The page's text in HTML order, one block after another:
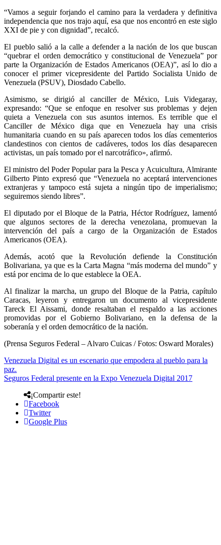
“Vamos a seguir forjando el camino para la verdadera y definitiva
independencia que nos trajo aquí, esa que nos encontró en este siglo
XXI de pie y con dignidad”, recalcó.
El pueblo salió a la calle a defender a la nación de los que buscan
“quebrar el orden democrático y constitucional de Venezuela” por
parte la Organización de Estados Americanos (OEA)”, así lo dio a
conocer el primer vicepresidente del Partido Socialista Unido de
Venezuela (PSUV), Diosdado Cabello.
Asimismo, se dirigió al canciller de México, Luis Videgaray,
expresando: “Que se enfoque en resolver sus problemas y dejen
quieta a Venezuela con sus asuntos internos. Es terrible que el
Canciller de México diga que en Venezuela hay una crisis
humanitaria cuando en su país aparecen todos los días cementerios
clandestinos con cientos de cadáveres, todos los días desaparecen
activistas, un país tomado por el narcotráfico», afirmó.
El ministro del Poder Popular para la Pesca y Acuicultura, Almirante
Gilberto Pinto expresó que “Venezuela no aceptará intervenciones
extranjeras y tampoco está sujeta a ningún tipo de imperialismo;
seguiremos siendo libres”.
El diputado por el Bloque de la Patria, Héctor Rodríguez, lamentó
que algunos sectores de la derecha venezolana, promuevan la
intervención del país a cargo de la Organización de Estados
Americanos (OEA).
Además, acotó que la Revolución defiende la Constitución
Bolivariana, ya que es la Carta Magna “más moderna del mundo” y
está por encima de lo que establece la OEA.
Al finalizar la marcha, un grupo del Bloque de la Patria, capítulo
Caracas, leyeron y entregaron un documento al vicepresidente
Tareck El Aissami, donde resaltaban el respaldo a las acciones
promovidas por el Gobierno Bolivariano, en la defensa de la
soberanía y el orden democrático de la nación.
(Prensa Seguros Federal – Alvaro Cuicas / Fotos: Osward Morales)
Venezuela Digital es un escenario que empodera al pueblo para la
paz.
Seguros Federal presente en la Expo Venezuela Digital 2017
¡Compartir este!
Facebook
Twitter
Google Plus